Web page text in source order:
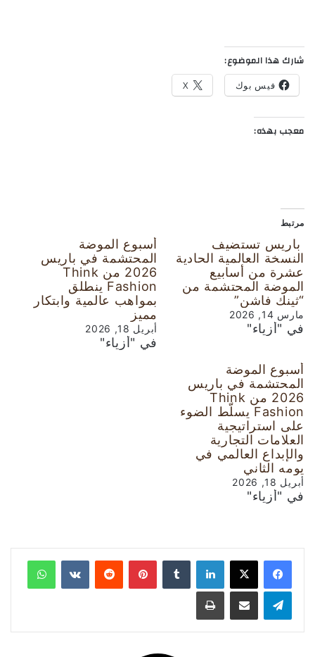
شارك هذا الموضوع:
فيس بوك X
معجب بهذه:
مرتبط
باريس تستضيف
النسخة العالمية الحادية
عشرة من أسابيع
الموضة المحتشمة من
“ثينك فاشن”
مارس 14, 2026
في "أزياء"
أسبوع الموضة
المحتشمة في باريس
2026 من Think
Fashion ينطلق
بمواهب عالمية وابتكار
مميز
أبريل 18, 2026
في "أزياء"
أسبوع الموضة
المحتشمة في باريس
2026 من Think
Fashion يسلّط الضوء
على استراتيجية
العلامات التجارية
والإبداع العالمي في
يومه الثاني
أبريل 18, 2026
في "أزياء"
لينكدإن بينتيريست